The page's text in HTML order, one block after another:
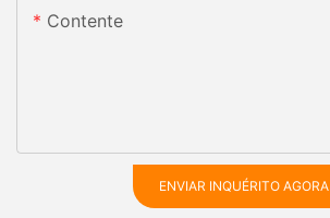
Contente
ENVIAR INQUÉRITO AGORA